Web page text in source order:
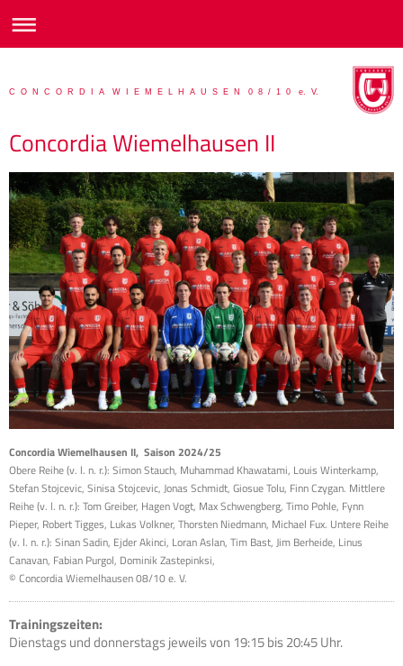
C O N C O R D I A W I E M E L H A U S E N 0 8 / 1 0 e. V.
Concordia Wiemelhausen II
Concordia Wiemelhausen II, Saison 2024/25
Obere Reihe (v. l. n. r.): Simon Stauch, Muhammad Khawatami, Louis Winterkamp,
Stefan Stojcevic, Sinisa Stojcevic, Jonas Schmidt, Giosue Tolu, Finn Czygan. Mittlere
Reihe (v. l. n. r.): Tom Greiber, Hagen Vogt, Max Schwengberg, Timo Pohle, Fynn
Pieper, Robert Tigges, Lukas Volkner, Thorsten Niedmann, Michael Fux. Untere Reihe
(v. l. n. r.): Sinan Sadin, Ejder Akinci, Loran Aslan, Tim Bast, Jim Berheide, Linus
Canavan, Fabian Purgol, Dominik Zastepinksi,
© Concordia Wiemelhausen 08/10 e. V.
Trainingszeiten:
Dienstags und donnerstags jeweils von 19:15 bis 20:45 Uhr.